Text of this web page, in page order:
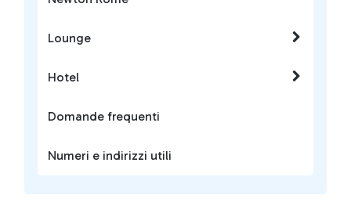
Lounge
Hotel
Domande frequenti
Numeri e indirizzi utili